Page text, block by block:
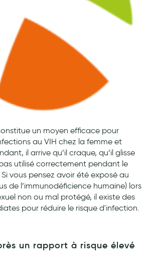
et corps
brosserie
un moyen efficace pour
au VIH chez la femme et
il arrive qu’il craque, qu’il glisse
utilisé correctement pendant le
vous pensez avoir été exposé au
de l’immunodéficience humaine) lors
non ou mal protégé, il existe des
pour réduire le risque d'infection.
un rapport à risque élevé